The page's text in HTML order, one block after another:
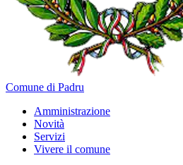
Comune di Padru
Amministrazione
Novità
Servizi
Vivere il comune